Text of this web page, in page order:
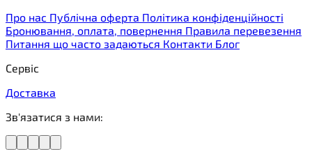
Про нас Публічна оферта Політика конфіденційності
Бронювання, оплата, повернення Правила перевезення
Питання що часто задаються Контакти Блог
Сервіс
Доставка
Зв'язатися з нами: